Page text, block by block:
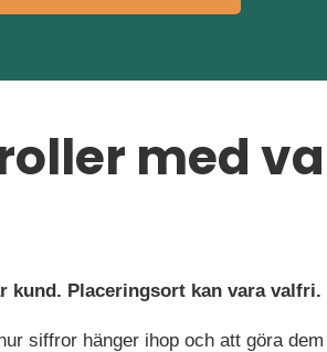
med
kund. Placeringsort kan vara valfri.
siffror hänger ihop och att göra